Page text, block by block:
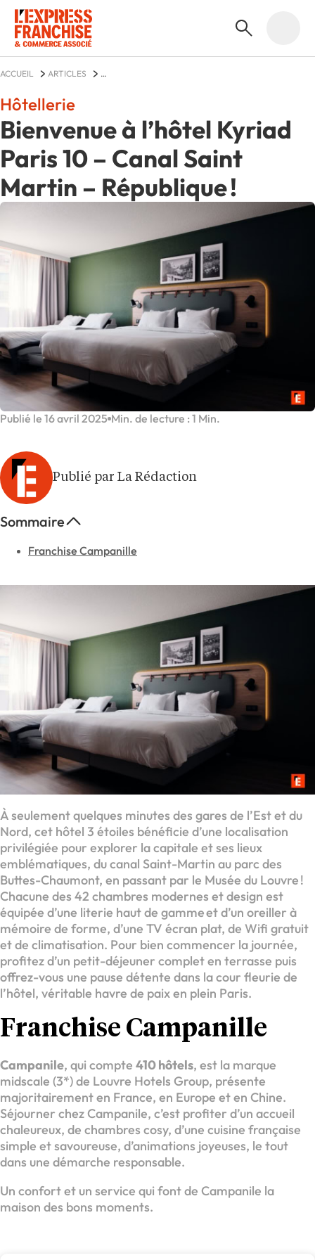
ACCUEIL
ARTICLES
Bienvenue à l’hôtel Kyriad
Paris 10 – Canal Saint
Martin – République !
Hôtellerie
Publié le 16 avril 2025 Min. de lecture : 1 Min.
Publié par La Rédaction
Sommaire
Franchise Campanille
À seulement quelques minutes des gares de l’Est et du
Nord, cet hôtel 3 étoiles bénéficie d’une localisation
privilégiée pour explorer la capitale et ses lieux
emblématiques, du canal Saint-Martin au parc des
Buttes-Chaumont, en passant par le Musée du Louvre !
Chacune des 42 chambres modernes et design est
équipée d’une literie haut de gamme et d’un oreiller à
mémoire de forme, d’une TV écran plat, de Wifi gratuit
et de climatisation. Pour bien commencer la journée,
profitez d’un petit-déjeuner complet en terrasse puis
offrez-vous une pause détente dans la cour fleurie de
l’hôtel, véritable havre de paix en plein Paris.
Franchise Campanille
Campanile, qui compte 410 hôtels, est la marque
midscale (3*) de Louvre Hotels Group, présente
majoritairement en France, en Europe et en Chine.
Séjourner chez Campanile, c’est profiter d’un accueil
chaleureux, de chambres cosy, d’une cuisine française
simple et savoureuse, d’animations joyeuses, le tout
dans une démarche responsable.
Un confort et un service qui font de Campanile la
maison des bons moments.